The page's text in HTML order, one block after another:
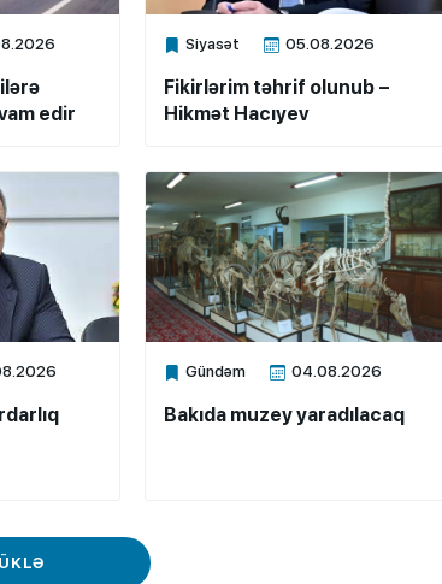
edir
Siyasət 05.08.2026
Xalq.Online
Fikirlərim təhrif olunub –
Hikmət Hacıyev
Gündəm 04.08.2026
Xalq.Online
Bakıda muzey yaradılacaq